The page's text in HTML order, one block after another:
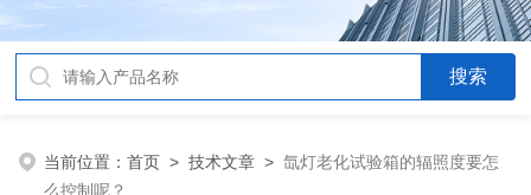
当前位置：首页 >技术文章 >氙灯老化试验箱的辐照度要怎
么控制呢？